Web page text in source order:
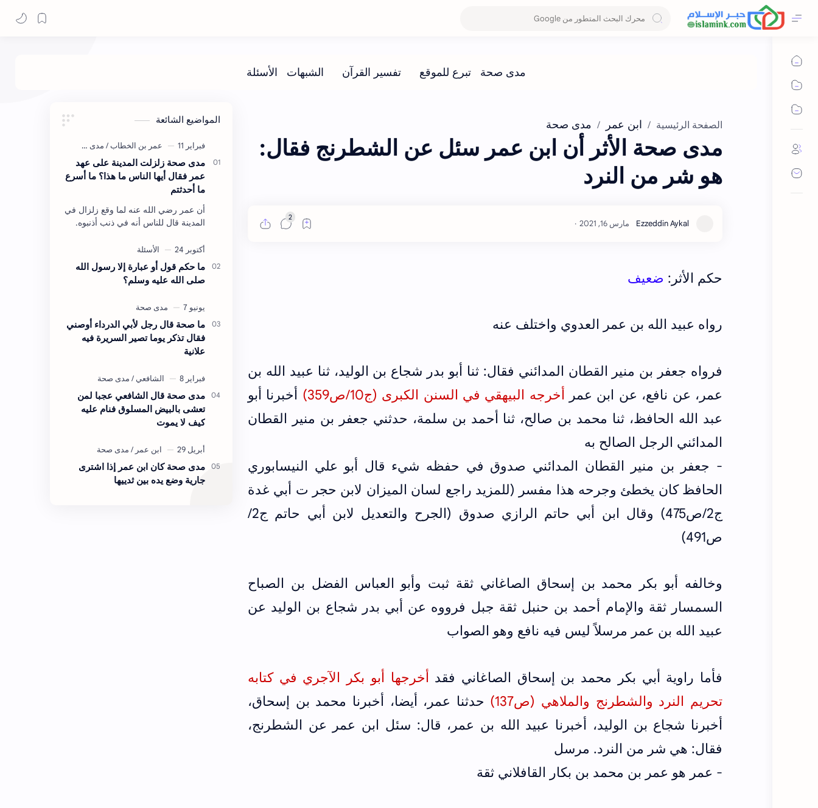
الصفحة الرئيسية ابن عمر مدى صحة
مدى صحة الأثر أن ابن عمر سئل عن الشطرنج فقال:
هو شر من النرد
حكم الأثر: ضعيف
رواه عبيد الله بن عمر العدوي واختلف عنه
فرواه جعفر بن منير القطان المدائني فقال: ثنا أبو بدر شجاع بن الوليد، ثنا عبيد الله بن
عمر، عن نافع، عن ابن عمر أخرجه البيهقي في السنن الكبرى (ج10/ص359)
أخبرنا أبو
عبد الله الحافظ، ثنا محمد بن صالح، ثنا أحمد بن سلمة، حدثني جعفر بن منير القطان
المدائني الرجل الصالح به
- جعفر بن منير القطان المدائني صدوق في حفظه شيء قال أبو علي النيسابوري
الحافظ كان يخطئ وجرحه هذا مفسر (للمزيد راجع لسان الميزان لابن حجر ت أبي غدة
ج2/ص475) وقال ابن أبي حاتم الرازي صدوق (الجرح والتعديل لابن أبي حاتم ج2/
ص491)
وخالفه أبو بكر محمد بن إسحاق الصاغاني ثقة ثبت وأبو العباس الفضل بن الصباح
السمسار ثقة والإمام أحمد بن حنبل ثقة جبل فرووه عن أبي بدر شجاع بن الوليد عن
عبيد الله بن عمر مرسلاً ليس فيه نافع وهو الصواب
فأما راوية أبي بكر محمد بن إسحاق الصاغاني فقد أخرجها أبو بكر الآجري في كتابه
تحريم النرد والشطرنج والملاهي (ص137)
حدثنا عمر، أيضا، أخبرنا محمد بن إسحاق،
أخبرنا شجاع بن الوليد، أخبرنا عبيد الله بن عمر، قال: سئل ابن عمر عن الشطرنج،
فقال: هي شر من النرد. مرسل
- عمر هو عمر بن محمد بن بكار القافلاني ثقة
المواضيع الشائعة
مدى صحة زلزلت المدينة على عهد
عمر فقال أيها الناس ما هذا؟ ما أسرع
ما أحدثتم
أن عمر رضي الله عنه لما وقع زلزال في
المدينة قال للناس أنه في ذنب أذنبوه.
معناه أخرجه ابن أبي الدنيا في العقوبات
(ص3…
ما حكم قول أو عبارة إلا رسول الله
صلى الله عليه وسلم؟
ما صحة قال رجل لأبي الدرداء أوصني
فقال تذكر يوما تصير السريرة فيه
علانية
مدى صحة قال الشافعي عجبا لمن
تعشى بالبيض المسلوق فنام عليه
كيف لا يموت
مدى صحة كان ابن عمر إذا اشترى
جارية وضع يده بين ثدييها